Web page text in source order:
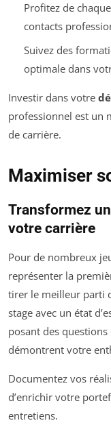
Profitez de
contacts
Suivez des
optimale dans
Investir dans votre
professionnel est un
de carrière.
Maximiser
Transformez
votre carrière
Pour de nombreux
représenter la
tirer le meilleur parti
stage avec un état
posant des
démontrent votre
Documentez vos
d’enrichir votre
entretiens.